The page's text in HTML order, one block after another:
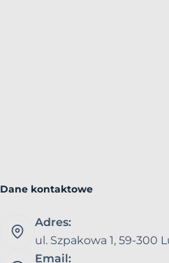
Dane kontaktowe
Adres:
ul. Szpakowa 1, 59-300
Email: